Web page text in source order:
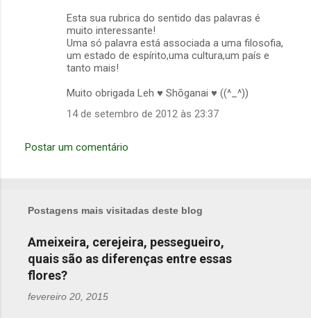
Esta sua rubrica do sentido das palavras é
muito interessante!
Uma só palavra está associada a uma filosofia,
um estado de espírito,uma cultura,um país e
tanto mais!
Muito obrigada Leh ♥ Shōganai ♥ ((^_^))
14 de setembro de 2012 às 23:37
Postar um comentário
Postagens mais visitadas deste blog
Ameixeira, cerejeira, pessegueiro,
quais são as diferenças entre essas
flores?
fevereiro 20, 2015